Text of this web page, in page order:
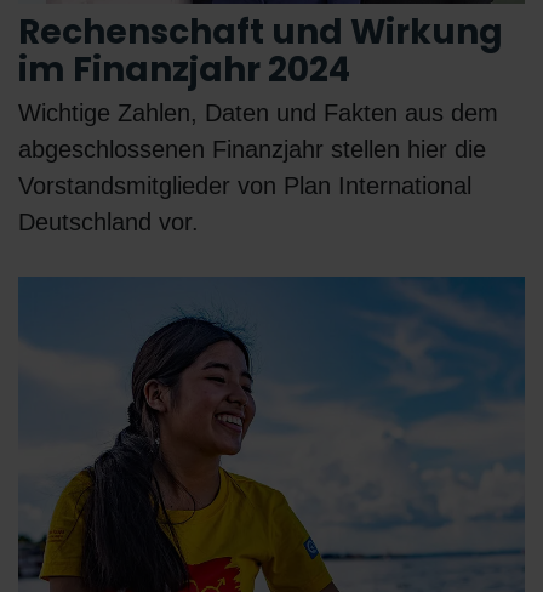
Rechenschaft und Wirkung
im Finanzjahr 2024
Wichtige Zahlen, Daten und Fakten aus dem
abgeschlossenen Finanzjahr stellen hier die
Vorstandsmitglieder von Plan International
Deutschland vor.